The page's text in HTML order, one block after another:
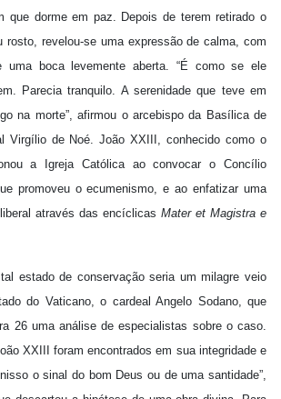
que dorme em paz. Depois de terem retirado o
rosto, revelou-se uma expressão de calma, com
uma boca levemente aberta. “É como se ele
Parecia tranquilo. A serenidade que teve em
na morte”, afirmou o arcebispo da Basílica de
Virgílio de Noé. João XXIII, conhecido como o
a Igreja Católica ao convocar o Concílio
promoveu o ecumenismo, e ao enfatizar uma
através das encíclicas Mater et Magistra e
estado de conservação seria um milagre veio
do Vaticano, o cardeal Angelo Sodano, que
26 uma análise de especialistas sobre o caso.
XXIII foram encontrados em sua integridade e
o sinal do bom Deus ou de uma santidade”,